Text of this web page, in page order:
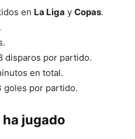
en La Liga y Copas.
disparos por partido.
en total.
goles por partido.
ha jugado